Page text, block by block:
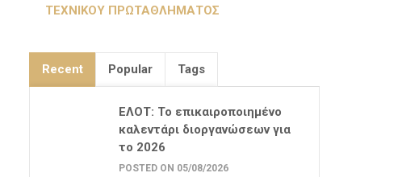
ΤΕΧΝΙΚΟΥ ΠΡΩΤΑΘΛΗΜΑΤΟΣ
Recent Popular Tags
ΕΛΟΤ: Το επικαιροποιημένο
καλεντάρι διοργανώσεων για
το 2026
POSTED ON 05/08/2026